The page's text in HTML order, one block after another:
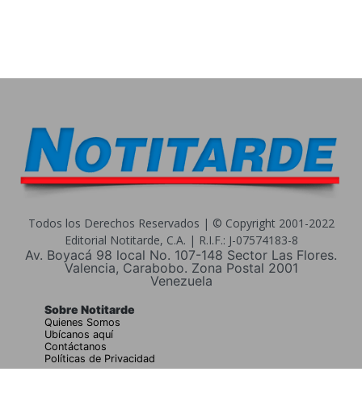
Todos los Derechos Reservados | © Copyright 2001-2022
Editorial Notitarde, C.A. | R.I.F.: J-07574183-8
Av. Boyacá 98 local No. 107-148 Sector Las Flores.
Valencia, Carabobo. Zona Postal 2001
Venezuela
Sobre Notitarde
Quienes Somos
Ubícanos aquí
Contáctanos
Políticas de Privacidad